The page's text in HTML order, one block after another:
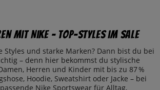
mit Nike – Top-Styles im Sale
Styles und starke Marken? Dann bist du bei
– denn hier bekommst du stylische
Herren und Kinder mit bis zu 87 %
Hoodie, Sweatshirt oder Jacke – bei
Nike Sportswear für Alltag,